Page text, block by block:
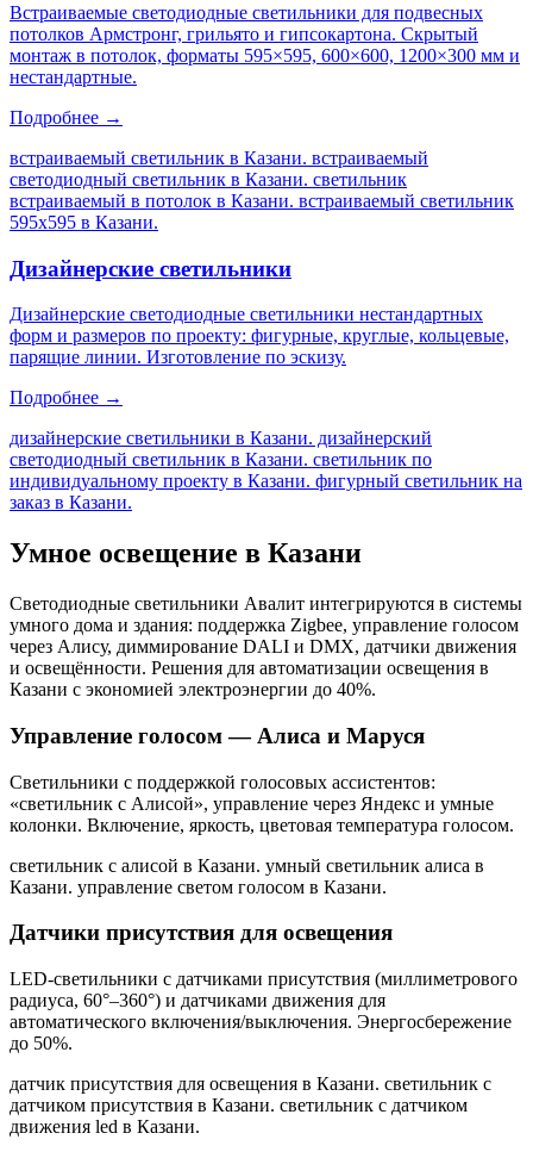
Встраиваемые светодиодные светильники для подвесных
потолков Армстронг, грильято и гипсокартона. Скрытый
монтаж в потолок, форматы 595×595, 600×600, 1200×300 мм и
нестандартные.
Подробнее →
встраиваемый светильник в Казани. встраиваемый
светодиодный светильник в Казани. светильник
встраиваемый в потолок в Казани. встраиваемый светильник
595х595 в Казани.
Дизайнерские светильники
Дизайнерские светодиодные светильники нестандартных
форм и размеров по проекту: фигурные, круглые, кольцевые,
парящие линии. Изготовление по эскизу.
Подробнее →
дизайнерские светильники в Казани. дизайнерский
светодиодный светильник в Казани. светильник по
индивидуальному проекту в Казани. фигурный светильник на
заказ в Казани.
Умное освещение в Казани
Светодиодные светильники Авалит интегрируются в системы
умного дома и здания: поддержка Zigbee, управление голосом
через Алису, диммирование DALI и DMX, датчики движения
и освещённости. Решения для автоматизации освещения в
Казани с экономией электроэнергии до 40%.
Управление голосом — Алиса и Маруся
Светильники с поддержкой голосовых ассистентов:
«светильник с Алисой», управление через Яндекс и умные
колонки. Включение, яркость, цветовая температура голосом.
светильник с алисой в Казани. умный светильник алиса в
Казани. управление светом голосом в Казани.
Датчики присутствия для освещения
LED-светильники с датчиками присутствия (миллиметрового
радиуса, 60°–360°) и датчиками движения для
автоматического включения/выключения. Энергосбережение
до 50%.
датчик присутствия для освещения в Казани. светильник с
датчиком присутствия в Казани. светильник с датчиком
движения led в Казани.